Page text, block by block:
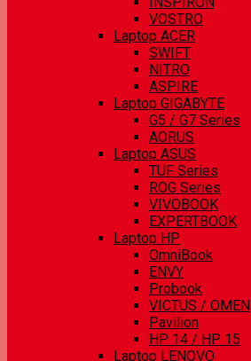
VOSTRO
Laptop ACER
SWIFT
NITRO
ASPIRE
Laptop GIGABYTE
G5 / G7 Series
AORUS
Laptop ASUS
TUF Series
ROG Series
VIVOBOOK
EXPERTBOOK
Laptop HP
OmniBook
ENVY
Probook
VICTUS / OMEN
Pavilion
HP 14 / HP 15
Laptop LENOVO